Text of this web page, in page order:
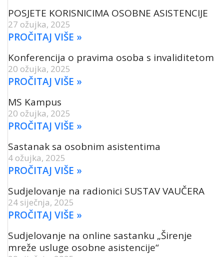
POSJETE KORISNICIMA OSOBNE ASISTENCIJE
27 ožujka, 2025
PROČITAJ VIŠE »
Konferencija o pravima osoba s invaliditetom
20 ožujka, 2025
PROČITAJ VIŠE »
MS Kampus
20 ožujka, 2025
PROČITAJ VIŠE »
Sastanak sa osobnim asistentima
4 ožujka, 2025
PROČITAJ VIŠE »
Sudjelovanje na radionici SUSTAV VAUČERA
24 siječnja, 2025
PROČITAJ VIŠE »
Sudjelovanje na online sastanku „Širenje
mreže usluge osobne asistencije“